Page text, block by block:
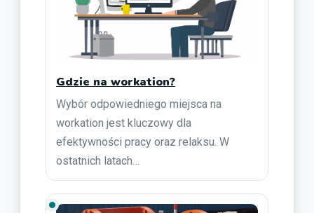
Gdzie na workation?
Wybór odpowiedniego miejsca na
workation jest kluczowy dla
efektywności pracy oraz relaksu. W
ostatnich latach…